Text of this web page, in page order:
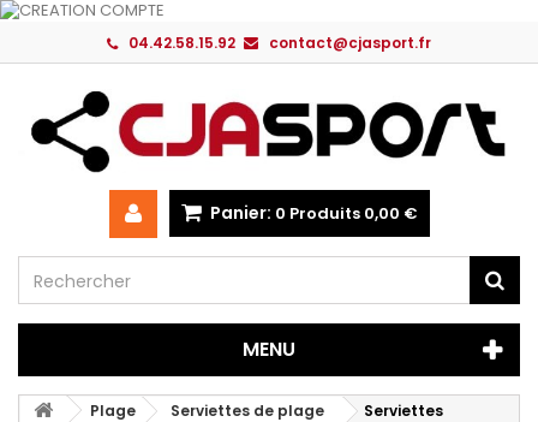
04.42.58.15.92 contact@cjasport.fr
Panier: 0 Produits 0,00 €
MENU
Plage Serviettes de plage
Serviettes